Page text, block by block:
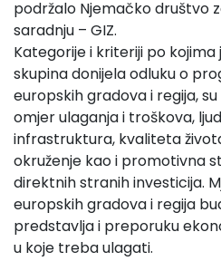
podržalo Njemačko društvo
saradnju – GIZ.
Kategorije i kriteriji po
skupina donijela odluku o
europskih gradova i regija,
omjer ulaganja i troškova,
infrastruktura, kvaliteta
okruženje kao i promotivna
direktnih stranih investicija.
europskih gradova i regija
predstavlja i preporuku
u koje treba ulagati.